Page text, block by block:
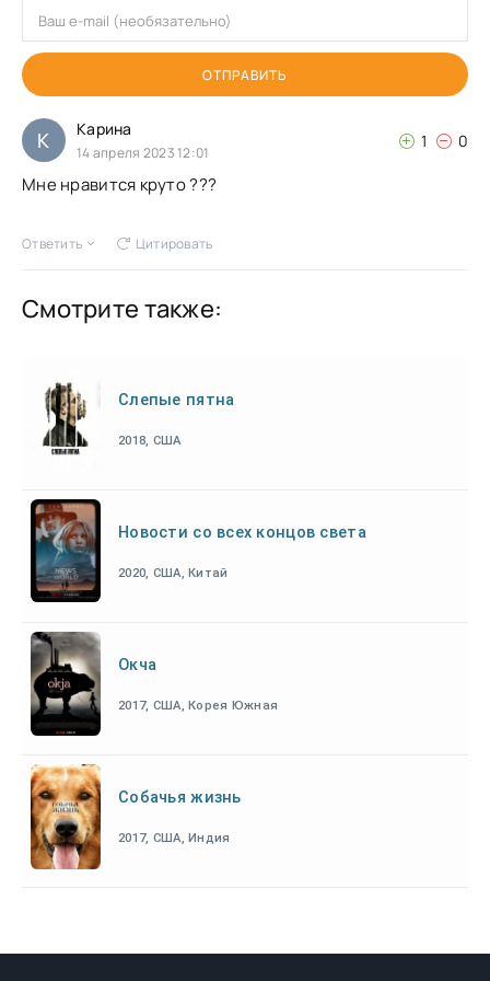
ОТПРАВИТЬ
К Карина
14 апреля 2023 12:01
1 0
Мне нравится круто ???
Ответить Цитировать
Смотрите также:
Слепые пятна
2018, США
Новости со всех концов света
2020, США, Китай
Окча
2017, США, Корея Южная
Собачья жизнь
2017, США, Индия